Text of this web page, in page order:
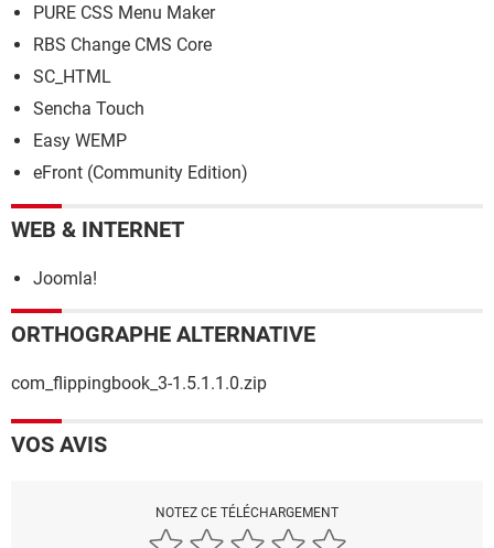
PURE CSS Menu Maker
RBS Change CMS Core
SC_HTML
Sencha Touch
Easy WEMP
eFront (Community Edition)
WEB & INTERNET
Joomla!
ORTHOGRAPHE ALTERNATIVE
com_flippingbook_3-1.5.1.1.0.zip
VOS AVIS
NOTEZ CE TÉLÉCHARGEMENT